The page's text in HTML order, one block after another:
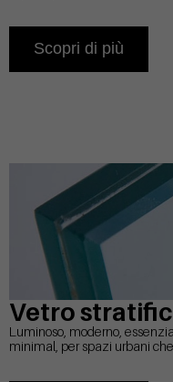
Scopri di più
Vetro
Luminoso, moderno,
minimal, per spazi urbani